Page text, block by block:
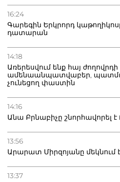
16:24
Գարեգին Երկրորդ
դատարան
14:18
Առերեսվում ենք հայ
ամենաանպատվաբեր,
չունեցող փաստին
14:16
Անա Բրնաբիչը շնորհավորել է
13:56
Արարատ Միրզոյանը մեկնում
13:37